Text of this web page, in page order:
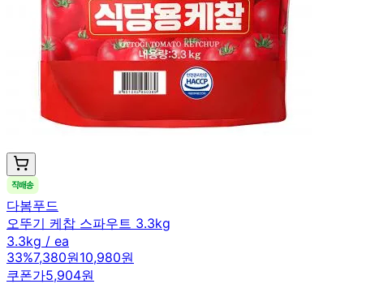
다봄푸드
오뚜기 케찹 스파우트 3.3kg
3.3kg / ea
33%7,380원10,980원
쿠폰가5,904원